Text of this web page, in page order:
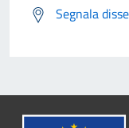
Segnala